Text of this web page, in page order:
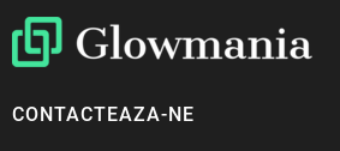
CONTACTEAZA-NE